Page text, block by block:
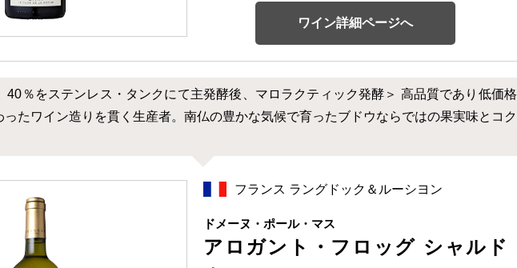
ワイン詳細ページへ
40％をステンレス・タンクにて主発酵後、マロラクティック発酵＞ 高品質であり低価格
ったワイン造りを貫く生産者。南仏の豊かな気候で育ったブドウならではの果実味とコク
フランス ラングドック＆ルーシヨン
ドメーヌ・ポール・マス
アロガント・フロッグ シャルド